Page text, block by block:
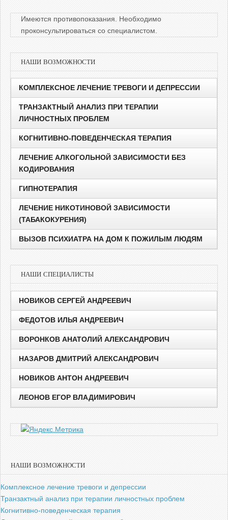
Имеются противопоказания. Необходимо
проконсультироваться со специалистом.
НАШИ ВОЗМОЖНОСТИ
КОМПЛЕКСНОЕ ЛЕЧЕНИЕ ТРЕВОГИ И ДЕПРЕССИИ
ТРАНЗАКТНЫЙ АНАЛИЗ ПРИ ТЕРАПИИ
ЛИЧНОСТНЫХ ПРОБЛЕМ
КОГНИТИВНО-ПОВЕДЕНЧЕСКАЯ ТЕРАПИЯ
ЛЕЧЕНИЕ АЛКОГОЛЬНОЙ ЗАВИСИМОСТИ БЕЗ
КОДИРОВАНИЯ
ГИПНОТЕРАПИЯ
ЛЕЧЕНИЕ НИКОТИНОВОЙ ЗАВИСИМОСТИ
(ТАБАКОКУРЕНИЯ)
ВЫЗОВ ПСИХИАТРА НА ДОМ К ПОЖИЛЫМ ЛЮДЯМ
НАШИ СПЕЦИАЛИСТЫ
НОВИКОВ СЕРГЕЙ АНДРЕЕВИЧ
ФЕДОТОВ ИЛЬЯ АНДРЕЕВИЧ
ВОРОНКОВ АНАТОЛИЙ АЛЕКСАНДРОВИЧ
НАЗАРОВ ДМИТРИЙ АЛЕКСАНДРОВИЧ
НОВИКОВ АНТОН АНДРЕЕВИЧ
ЛЕОНОВ ЕГОР ВЛАДИМИРОВИЧ
НАШИ ВОЗМОЖНОСТИ
Комплексное лечение тревоги и депрессии
Транзактный анализ при терапии личностных проблем
Когнитивно-поведенческая терапия